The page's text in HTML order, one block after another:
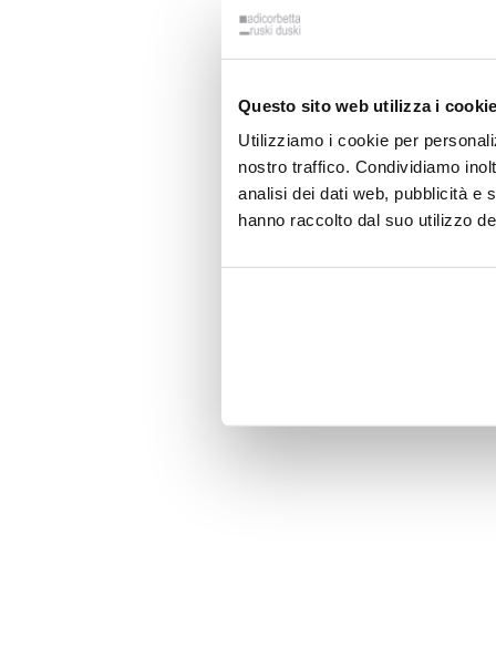
Questo sito web utilizza i
Utilizziamo i cookie per
nostro traffico. Condividiamo
analisi dei dati web, pubblicità e
hanno raccolto dal suo utilizzo